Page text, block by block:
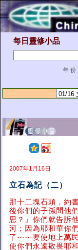
每日靈修小品
年 份
2007年1月16日
立石為記（二）
那十二塊石頭，約
後你們的子孫問他
思？』你們就告訴
河；因為耶和華你
了⋯⋯要使地上萬民
使你們永遠敬畏耶